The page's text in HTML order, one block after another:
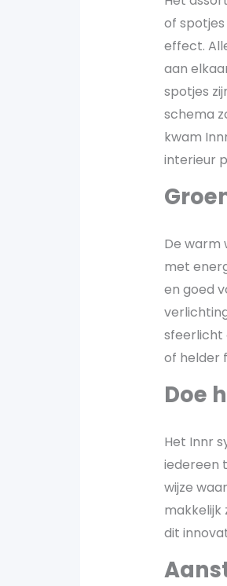
of
effect.
aan
spotjes
schema
kwam
interieur
De warm
met
en goed
sfeerlicht
of helder
Doe
Het Innr
iedereen
wijze
makkelijk
dit